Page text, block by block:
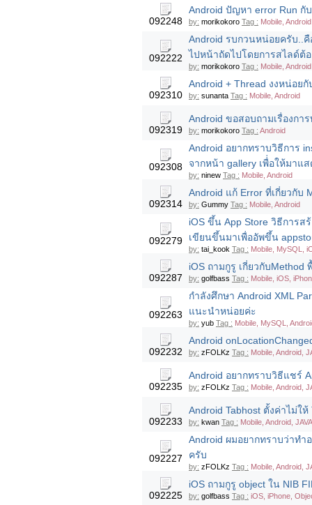
092248
Android ปัญหา error Run กั
by: morikokoro Tag : Mobile, Android
092222
Android รบกวนหน่อยครับ..
ไปหน้าถัดไปโดยการสไลด์ต้อ
by: morikokoro Tag : Mobile, Android
092310
Android + Thread งงหน่อย
by: sunanta Tag : Mobile, Android
092319
Android ขอสอบถามเรื่องกา
by: morikokoro Tag : Android
092308
Android อยากทราบวิธีการ
จากหน้า gallery เพื่่อให้มาแ
by: ninew Tag : Mobile, Android
092314
Android แก้ Error ที่เกี่ยวกับ
by: Gummy Tag : Mobile, Android
092279
iOS ขึ้น App Store วิธีการส
เขียนขึ้นมาเพื่ออัพขึ้น
by: tai_kook Tag : Mobile, MySQL,
092287
iOS ถามกูรู เกี่ยวกับMethod
by: golfbass Tag : Mobile, iOS,
092263
กำลังศึกษา Android XML
แนะนำหน่อยค่ะ
by: yub Tag : Mobile, MySQL,
092232
Android
by: zFOLKz Tag : Mobile, Android,
092235
Android อยากทราบวิธีแชร์
by: zFOLKz Tag : Mobile, Android,
092233
Android Tabhost ตั้งค่าไม่ใ
by: kwan Tag : Mobile, Android, JAVA
092227
Android ผมอยากทราบว่าทำ
ครับ
by: zFOLKz Tag : Mobile, Android,
092225
iOS ถามกูรู object ใน NIB
by: golfbass Tag : iOS, iPhone,